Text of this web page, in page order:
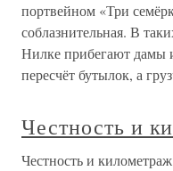
портвейном «Три
соблазнительная. В
Нилке прибегают дамы
пересчёт бутылок, а
Честность и
Честность и